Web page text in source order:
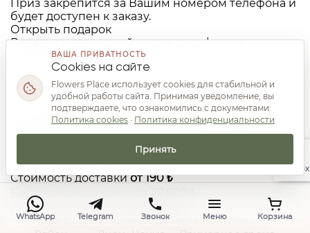
Приз закрепится за Вашим номером телефона и
будет доступен к заказу.
Открыть подарок
Введите корректный номер телефона и
подтвердите согласие.
Доставка и оплата
Мы подтверждаем район, временное окно и
способ оплаты до передачи букета в сборку.
Все условия доставки
Приём заказов 24/7
Стоимость доставки от 190 ₺
Бесплатная доставка
Примерное время
по району
Тарифы доставки по районам в Аланье
WhatsApp Telegram Звонок Меню Корзина
Наверх
ВАША ПРИВАТНОСТЬ
Cookies на сайте
Flowers Place использует cookies для стабильной и
удобной работы сайта. Принимая уведомление, вы
подтверждаете, что ознакомились с документами:
Политика cookies · Политика конфиденциальности
Принять